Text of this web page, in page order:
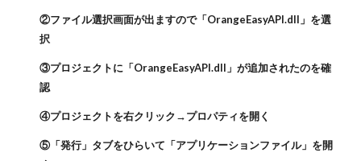
②ファイル選択画面が出ますので「OrangeEasyAPI.dll」を選
択
③プロジェクトに「OrangeEasyAPI.dll」が追加されたのを確
認
④プロジェクトを右クリック→プロパティを開く
⑤「発行」タブをひらいて「アプリケーションファイル」を開